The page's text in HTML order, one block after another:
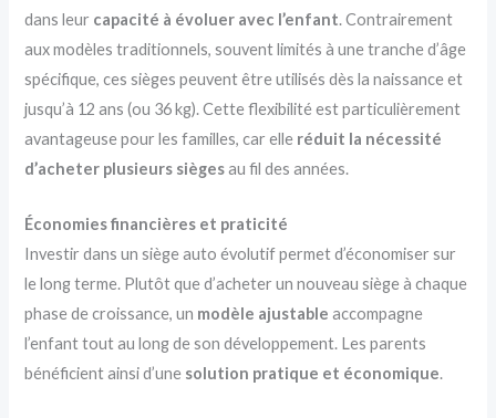
dans leur capacité à évoluer avec l’enfant. Contrairement
aux modèles traditionnels, souvent limités à une tranche d’âge
spécifique, ces sièges peuvent être utilisés dès la naissance et
jusqu’à 12 ans (ou 36 kg). Cette flexibilité est particulièrement
avantageuse pour les familles, car elle réduit la nécessité
d’acheter plusieurs siègesau fil des années.
Économies financières et praticité
Investir dans un siège auto évolutif permet d’économiser sur
le long terme. Plutôt que d’acheter un nouveau siège à chaque
phase de croissance, un modèle ajustable accompagne
l’enfant tout au long de son développement. Les parents
bénéficient ainsi d’une solution pratique et économique.